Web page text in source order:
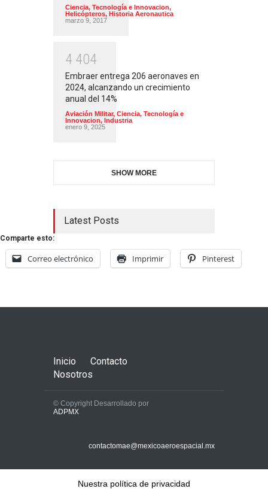
Ciencia, Tecnología e Innovacion,
Helicópteros, Historia Aeronautica
marzo 9, 2017
4 404
Embraer entrega 206 aeronaves en
2024, alcanzando un crecimiento
anual del 14%
Aviación Militar, Ciencia, Tecnología e
Innovacion, Industria
enero 9, 2025
SHOW MORE
Latest Posts
Comparte esto:
Correo electrónico Imprimir Pinterest
Inicio
Contacto
Nosotros
© Copyright Desarrollado por
ADPMX
contactomae@mexicoaeroespacial.mx
Nuestra política de privacidad